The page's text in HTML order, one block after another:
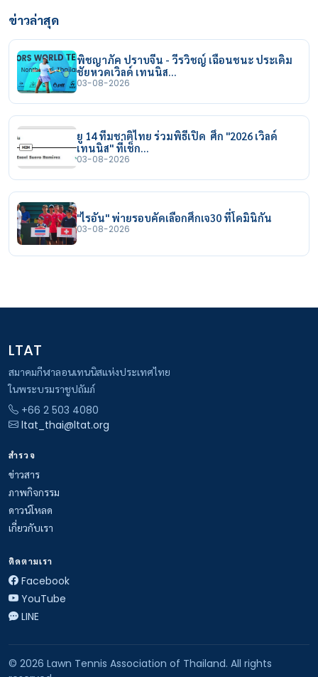
ข่าวล่าสุด
พิชญาภัค ปราบจีน - วีรวิชญ์ เฉือนชนะ ประเดิม
ชัยหวดเวิลด์ เทนนิส…
03-08-2026
ยู 14 ทีมชาติไทย ร่วมพิธีเปิด ศึก "2026 เวิลด์
เทนนิส" ที่เช็ก…
03-08-2026
"ไรอัน" พ่ายรอบคัดเลือกศึกเจ30 ที่โดมินิกัน
03-08-2026
LTAT
สมาคมกีฬาลอนเทนนิสแห่งประเทศไทย
ในพระบรมราชูปถัมภ์
+66 2 503 4080
ltat_thai@ltat.org
สำรวจ
ข่าวสาร
ภาพกิจกรรม
ดาวน์โหลด
เกี่ยวกับเรา
ติดตามเรา
Facebook
YouTube
LINE
© 2026 Lawn Tennis Association of Thailand. All rights